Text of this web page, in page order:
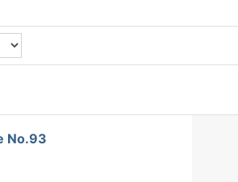
No.93